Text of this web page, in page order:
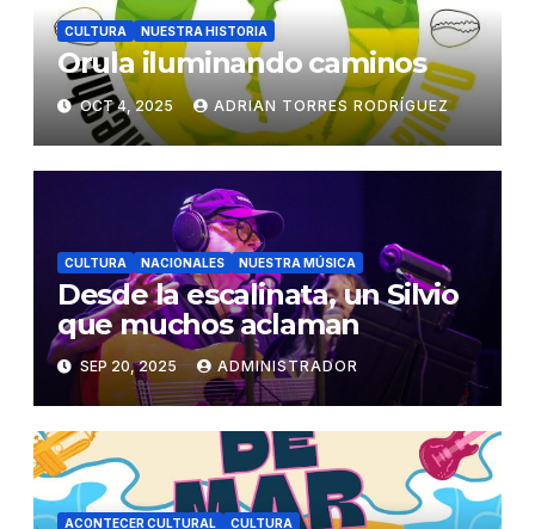
CULTURA NUESTRA HISTORIA
Orula iluminando caminos
OCT 4, 2025 ADRIAN TORRES RODRÍGUEZ
CULTURA NACIONALES NUESTRA MÚSICA
Desde la escalinata, un Silvio
que muchos aclaman
SEP 20, 2025 ADMINISTRADOR
ACONTECER CULTURAL CULTURA